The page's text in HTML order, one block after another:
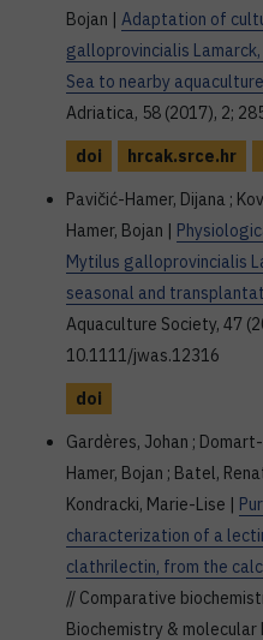
Bojan | Adaptation of
galloprovincialis
Sea to nearby
Adriatica, 58 (2017), 2;
doi
hrcak.srce.hr
Pavičić-Hamer, Dijana ;
Hamer, Bojan |
Mytilus galloprovincialis
seasonal and
Aquaculture Society, 47
10.1111/jwas.12316
doi
Gardères, Johan ;
Hamer, Bojan ; Batel,
Kondracki, Marie-Lise |
characterization of a
clathrilectin, from the
// Comparative
Biochemistry & molecular